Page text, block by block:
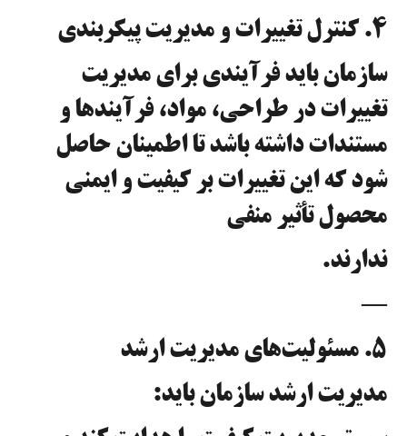
۴. کنترل تغییرات و مدیریت پیکربندی
سازمان باید فرآیندی برای مدیریت
تغییرات در طراحی، مواد، فرآیندها و
مستندات داشته باشد تا اطمینان حاصل
شود که این تغییرات بر کیفیت و ایمنی
محصول تأثیر منفی
ندارند.
—
۵. مسئولیت‌های مدیریت ارشد
مدیریت ارشد سازمان باید: